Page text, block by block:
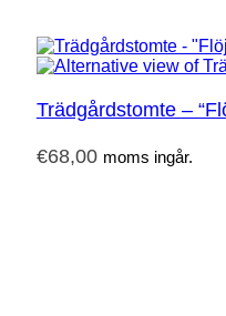
Trädgårdstomte –
€68,00 moms ingår.